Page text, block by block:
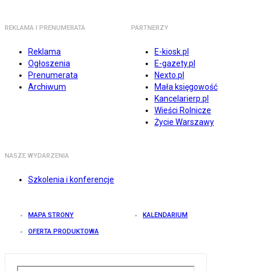
REKLAMA I PRENUMERATA
Reklama
Ogłoszenia
Prenumerata
Archiwum
PARTNERZY
E-kiosk.pl
E-gazety.pl
Nexto.pl
Mała księgowość
Kancelarierp.pl
Wieści Rolnicze
Życie Warszawy
NASZE WYDARZENIA
Szkolenia i konferencje
MAPA STRONY KALENDARIUM
OFERTA PRODUKTOWA